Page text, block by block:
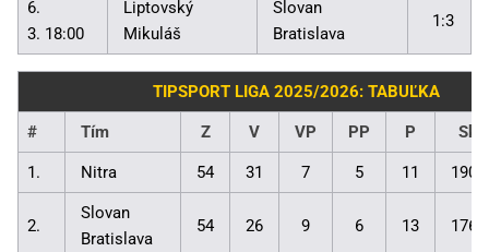
6.
3. 18:00
Liptovský
Mikuláš
Slovan
Bratislava
1:3
TIPSPORT LIGA 2025/2026: TABUĽKA
# Tím Z V VP PP P
1. Nitra 54 31 7 5 11
2.
Slovan
Bratislava
54 26 9 6 13